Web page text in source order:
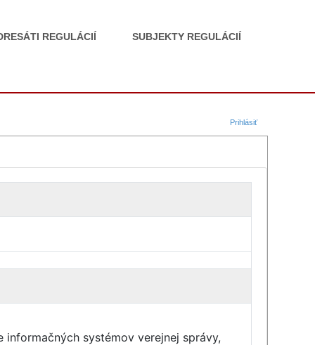
REGULÁCIÍ SUBJEKTY REGULÁCIÍ
Prihlásiť
systémov verejnej správy,